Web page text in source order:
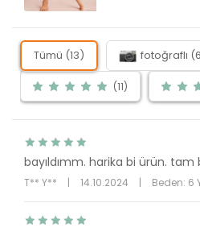
Tümü (13) fotoğraflı
(11)
bayıldımm. harika bi ürün.
T** Y** | 14.10.2024 | Beden: 6